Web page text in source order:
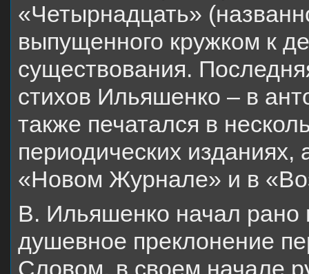
«Четырнадцать»
выпущенного кружком к
существования.
стихов Ильяшенко – в
также печатался в
периодических
«Новом Журнале» и в
В. Ильяшенко начал рано
душевное преклонение
Словом, в своем начале